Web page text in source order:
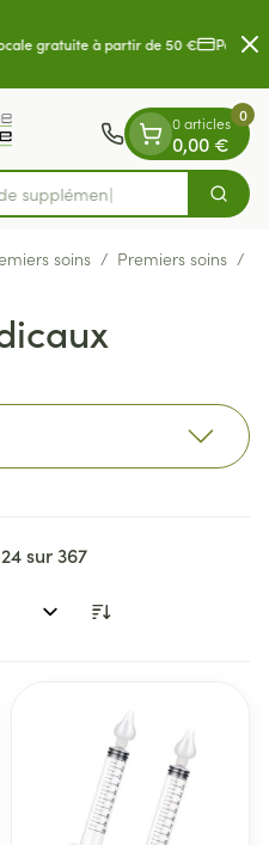
gratuite à partir de 50 €
0 articles
0,00 €
0
soins / Premiers soins /
24sur367